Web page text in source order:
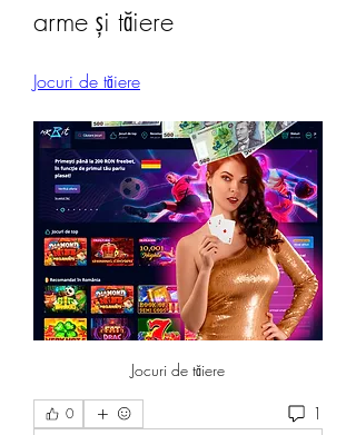
arme și tăiere
Jocuri de tăiere
Jocuri de tăiere
0 1